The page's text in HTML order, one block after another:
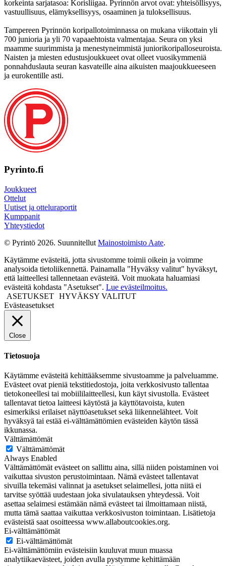
korkeinta sarjatasoa: Korisliigaa. Pyrinnön arvot ovat: yhteisöl­lisyys,
vastuul­lisuus, elämyk­sellisyys, osaaminen ja tulok­sellisuus.
Tampereen Pyrinnön kori­pallo­toimin­nassa on mukana viikottain yli
700 junioria ja yli 70 vapaa­ehtoista valmen­tajaa. Seura on yksi
maamme suurim­mista ja menes­tyneim­mistä juni­ori­kori­pallo­seuroista.
Naisten ja miesten edustus­joukkueet ovat olleet vuosi­kymmeniä
ponnahdus­lauta seuran kasvateille aina aikuisten maa­joukkueeseen
ja euro­kentille asti.
Pyrinto.fi
Joukkueet
Ottelut
Uutiset ja otteluraportit
Kumppanit
Yhteystiedot
© Pyrintö 2026. Suunnitellut Mainostoimisto Aate.
Käytämme evästeitä, jotta sivustomme toimii oikein ja voimme
analysoida tietoliikennettä. Painamalla "Hyväksy valitut" hyväksyt,
että laitteellesi tallennetaan evästeitä. Voit muokata haluamiasi
evästeitä kohdasta "Asetukset". Lue evästeilmoitus.
ASETUKSET HYVÄKSY VALITUT
Evästeasetukset
Close
Tietosuoja
Käytämme evästeitä kehittääksemme sivustoamme ja palveluamme.
Evästeet ovat pieniä tekstitiedostoja, joita verkkosivusto tallentaa
tietokoneellesi tai mobiililaitteellesi, kun käyt sivustolla. Evästeet
tallentavat tietoa laitteesi käytöstä ja käyttötavoista, kuten
esimerkiksi erilaiset näyttöasetukset sekä liikennelähteet. Voit
hyväksyä tai estää ei-välttämättömien evästeiden käytön tässä
ikkunassa.
Välttämättömät
Välttämättömät
Always Enabled
Välttämättömät evästeet on sallittu aina, sillä niiden poistaminen voi
vaikuttaa sivuston perustoimintaan. Nämä evästeet tallentavat
sivuilla tekemäsi valinnat ja asetukset selaimellesi, jotta niitä ei
tarvitse syöttää uudestaan joka sivulatauksen yhteydessä. Voit
asettaa selaimesi estämään nämä evästeet tai ilmoittamaan niistä,
mutta tämä saattaa vaikuttaa verkkosivuston toimintaan. Lisätietoja
evästeistä saat osoitteessa www.allaboutcookies.org.
Ei-välttämättömät
Ei-välttämättömät
Ei-välttämättömiin evästeisiin kuuluvat muun muassa
analytiikaevästeet, joiden avulla pystymme kehittämään